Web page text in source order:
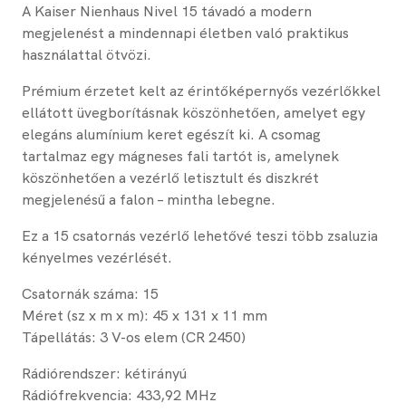
A Kaiser Nienhaus Nivel 15 távadó a modern
megjelenést a mindennapi életben való praktikus
használattal ötvözi.
Prémium érzetet kelt az érintőképernyős vezérlőkkel
ellátott üvegborításnak köszönhetően, amelyet egy
elegáns alumínium keret egészít ki. A csomag
tartalmaz egy mágneses fali tartót is, amelynek
köszönhetően a vezérlő letisztult és diszkrét
megjelenésű a falon – mintha lebegne.
Ez a 15 csatornás vezérlő lehetővé teszi több zsaluzia
kényelmes vezérlését.
Csatornák száma: 15
Méret (sz x m x m): 45 x 131 x 11 mm
Tápellátás: 3 V-os elem (CR 2450)
Rádiórendszer: kétirányú
Rádiófrekvencia: 433,92 MHz